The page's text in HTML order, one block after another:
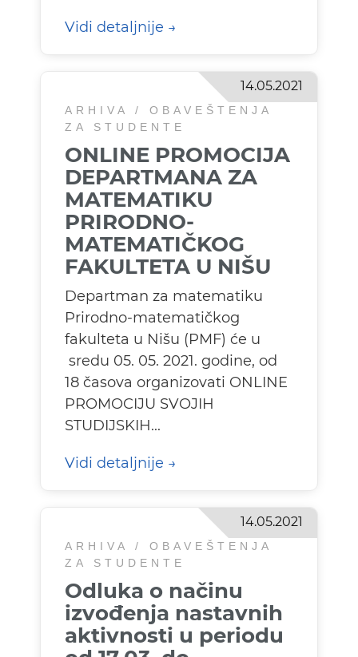
Vidi detaljnije
14.05.2021
ARHIVA / OBAVEŠTENJA
ZA STUDENTE
ONLINE PROMOCIJA
DEPARTMANA ZA
MATEMATIKU
PRIRODNO-
MATEMATIČKOG
FAKULTETA U NIŠU
Departman za matematiku
Prirodno-matematičkog
fakulteta u Nišu (PMF) će u
sredu 05. 05. 2021. godine, od
18 časova organizovati ONLINE
PROMOCIJU SVOJIH
STUDIJSKIH...
Vidi detaljnije
14.05.2021
ARHIVA / OBAVEŠTENJA
ZA STUDENTE
Odluka o načinu
izvođenja nastavnih
aktivnosti u periodu